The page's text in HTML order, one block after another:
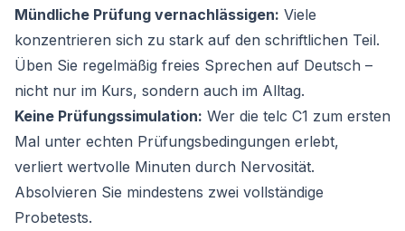
Mündliche Prüfung vernachlässigen: Viele
konzentrieren sich zu stark auf den schriftlichen Teil.
Üben Sie regelmäßig freies Sprechen auf Deutsch –
nicht nur im Kurs, sondern auch im Alltag.
Keine Prüfungssimulation: Wer die telc C1 zum ersten
Mal unter echten Prüfungsbedingungen erlebt,
verliert wertvolle Minuten durch Nervosität.
Absolvieren Sie mindestens zwei vollständige
Probetests.